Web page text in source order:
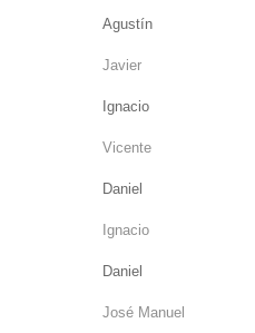
Agustín
Javier
Ignacio
Vicente
Daniel
Ignacio
Daniel
José Manuel